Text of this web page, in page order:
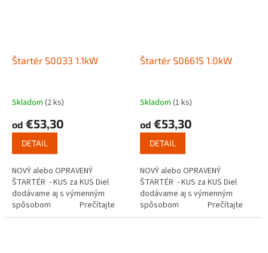
Štartér S0033 1.1kW
Skladom (2 ks)
od €53,30
DETAIL
NOVÝ alebo OPRAVENÝ
ŠTARTÉR - KUS za KUS Diel
dodávame aj s výmenným
spôsobom Prečítajte
si ako funguje...
Štartér S0661S 1.0kW
Skladom (1 ks)
od €53,30
DETAIL
NOVÝ alebo OPRAVENÝ
ŠTARTÉR - KUS za KUS Diel
dodávame aj s výmenným
spôsobom Prečítajte
si ako funguje...